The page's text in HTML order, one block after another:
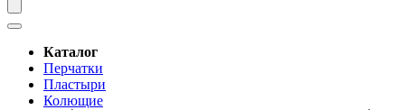
Каталог
Перчатки
Пластыри
Колющие